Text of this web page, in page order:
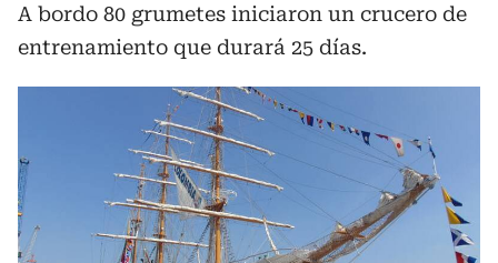
A bordo 80 grumetes iniciaron un crucero de
entrenamiento que durará 25 días.